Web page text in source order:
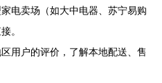
家电卖场（如大中电器、苏宁易购
。
区用户的评价，了解本地配送、售